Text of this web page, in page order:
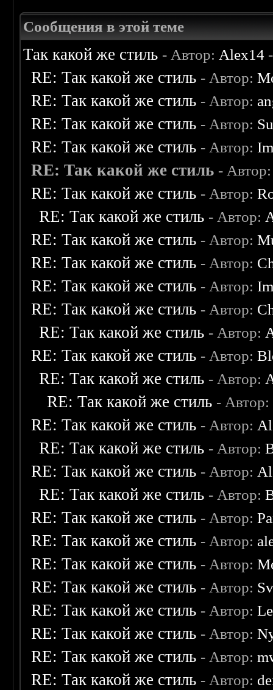
Сообщения в этой теме
Так какой же стиль - Автор: Alex14
RE: Так какой же стиль - Автор:
RE: Так какой же стиль - Автор:
RE: Так какой же стиль - Автор:
RE: Так какой же стиль - Автор:
RE: Так какой же стиль -
RE: Так какой же стиль - Автор:
RE: Так какой же стиль - Автор:
RE: Так какой же стиль - Автор:
RE: Так какой же стиль - Автор:
RE: Так какой же стиль - Автор:
RE: Так какой же стиль - Автор:
RE: Так какой же стиль - Автор:
RE: Так какой же стиль - Автор:
RE: Так какой же стиль - Автор:
RE: Так какой же стиль - Автор:
RE: Так какой же стиль - Автор:
RE: Так какой же стиль - Автор:
RE: Так какой же стиль - Автор:
RE: Так какой же стиль - Автор:
RE: Так какой же стиль - Автор:
RE: Так какой же стиль - Автор:
RE: Так какой же стиль - Автор:
RE: Так какой же стиль - Автор:
RE: Так какой же стиль - Автор:
RE: Так какой же стиль - Автор:
RE: Так какой же стиль - Автор:
RE: Так какой же стиль - Автор: